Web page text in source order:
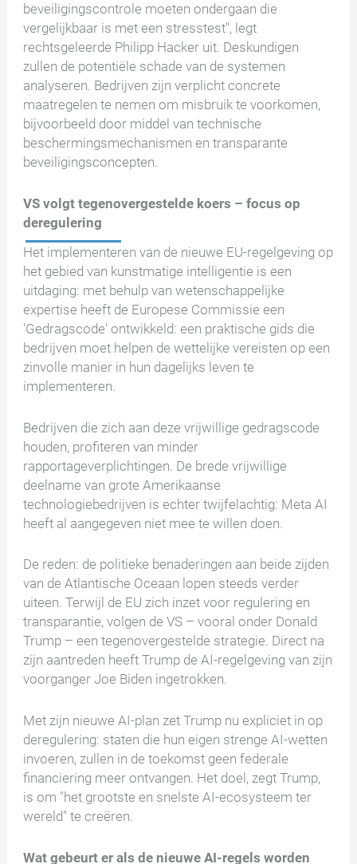
beveiligingscontrole moeten ondergaan die
vergelijkbaar is met een stresstest", legt
rechtsgeleerde Philipp Hacker uit. Deskundigen
zullen de potentiële schade van de systemen
analyseren. Bedrijven zijn verplicht concrete
maatregelen te nemen om misbruik te voorkomen,
bijvoorbeeld door middel van technische
beschermingsmechanismen en transparante
beveiligingsconcepten.
VS volgt tegenovergestelde koers – focus op
deregulering
Het implementeren van de nieuwe EU-regelgeving op
het gebied van kunstmatige intelligentie is een
uitdaging: met behulp van wetenschappelijke
expertise heeft de Europese Commissie een
'Gedragscode' ontwikkeld: een praktische gids die
bedrijven moet helpen de wettelijke vereisten op een
zinvolle manier in hun dagelijks leven te
implementeren.
Bedrijven die zich aan deze vrijwillige gedragscode
houden, profiteren van minder
rapportageverplichtingen. De brede vrijwillige
deelname van grote Amerikaanse
technologiebedrijven is echter twijfelachtig: Meta AI
heeft al aangegeven niet mee te willen doen.
De reden: de politieke benaderingen aan beide zijden
van de Atlantische Oceaan lopen steeds verder
uiteen. Terwijl de EU zich inzet voor regulering en
transparantie, volgen de VS – vooral onder Donald
Trump – een tegenovergestelde strategie. Direct na
zijn aantreden heeft Trump de AI-regelgeving van zijn
voorganger Joe Biden ingetrokken.
Met zijn nieuwe AI-plan zet Trump nu expliciet in op
deregulering: staten die hun eigen strenge AI-wetten
invoeren, zullen in de toekomst geen federale
financiering meer ontvangen. Het doel, zegt Trump,
is om "het grootste en snelste AI-ecosysteem ter
wereld" te creëren.
Wat gebeurt er als de nieuwe AI-regels worden